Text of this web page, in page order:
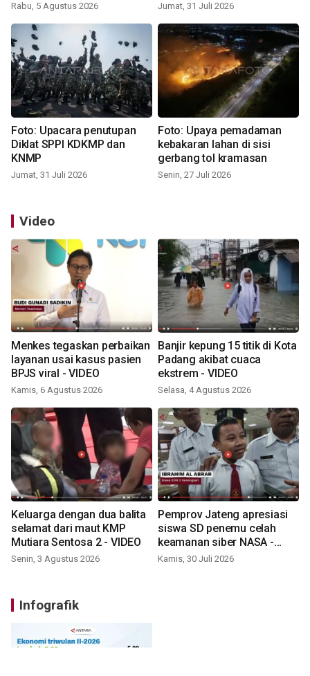
Rabu, 5 Agustus 2026 Jumat, 31 Juli 2026
Foto: Upacara penutupan
Diklat SPPI KDKMP dan
KNMP
Jumat, 31 Juli 2026
Foto: Upaya pemadaman
kebakaran lahan di sisi
gerbang tol kramasan
Senin, 27 Juli 2026
Video
Menkes tegaskan perbaikan
layanan usai kasus pasien
BPJS viral - VIDEO
Kamis, 6 Agustus 2026
Banjir kepung 15 titik di Kota
Padang akibat cuaca
ekstrem - VIDEO
Selasa, 4 Agustus 2026
Keluarga dengan dua balita
selamat dari maut KMP
Mutiara Sentosa 2 - VIDEO
Senin, 3 Agustus 2026
Pemprov Jateng apresiasi
siswa SD penemu celah
keamanan siber NASA -
VIDEO
Kamis, 30 Juli 2026
Infografik